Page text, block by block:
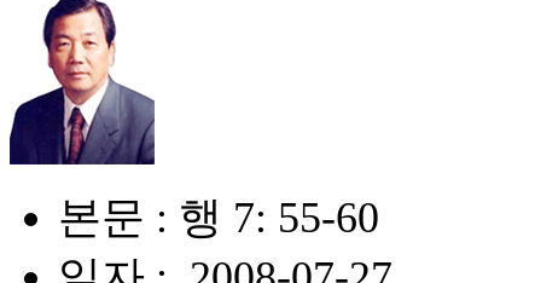
본문 : 행 7: 55-60